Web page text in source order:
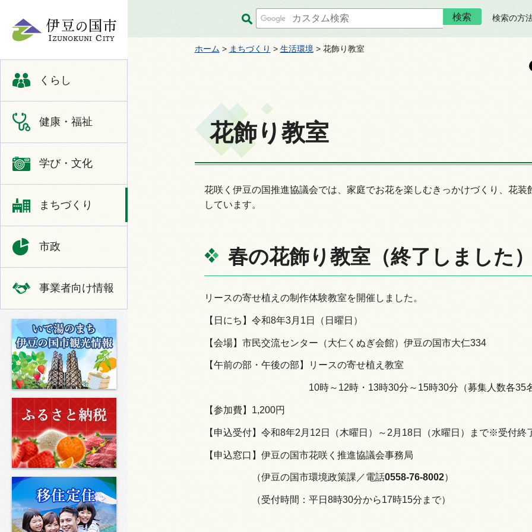
くらし
健康・福祉
学び・文化
まちづくり
市政
事業者向け情報
いで湯のまち 伊豆の国市の観光情報
検索の方
ホーム > まちづくり > 生活環境 > 花飾り教室
花飾り教室
花咲く伊豆の国推進協議会では、家庭でお花を楽しむきっかけづくり、花
しています。
春の花飾り教室（終了しました
リースの寄せ植えの制作体験教室を開催しました。
【日にち】令和8年3月1日（日曜日）
【会場】市民交流センター（大仁くぬぎ会館）伊豆の国市大仁334
【午前の部・午後の部】リースの寄せ植え教室
10時～12時・13時30分～15時30分（募集人数各35
【参加費】1,200円
【申込受付】令和8年2月12日（木曜日）～2月18日（水曜日）まで※受付終
【申込窓口】伊豆の国市花咲く推進協議会事務局
（伊豆の国市環境政策課／電話0558-76-8002）
（受付時間：平日8時30分から17時15分まで）